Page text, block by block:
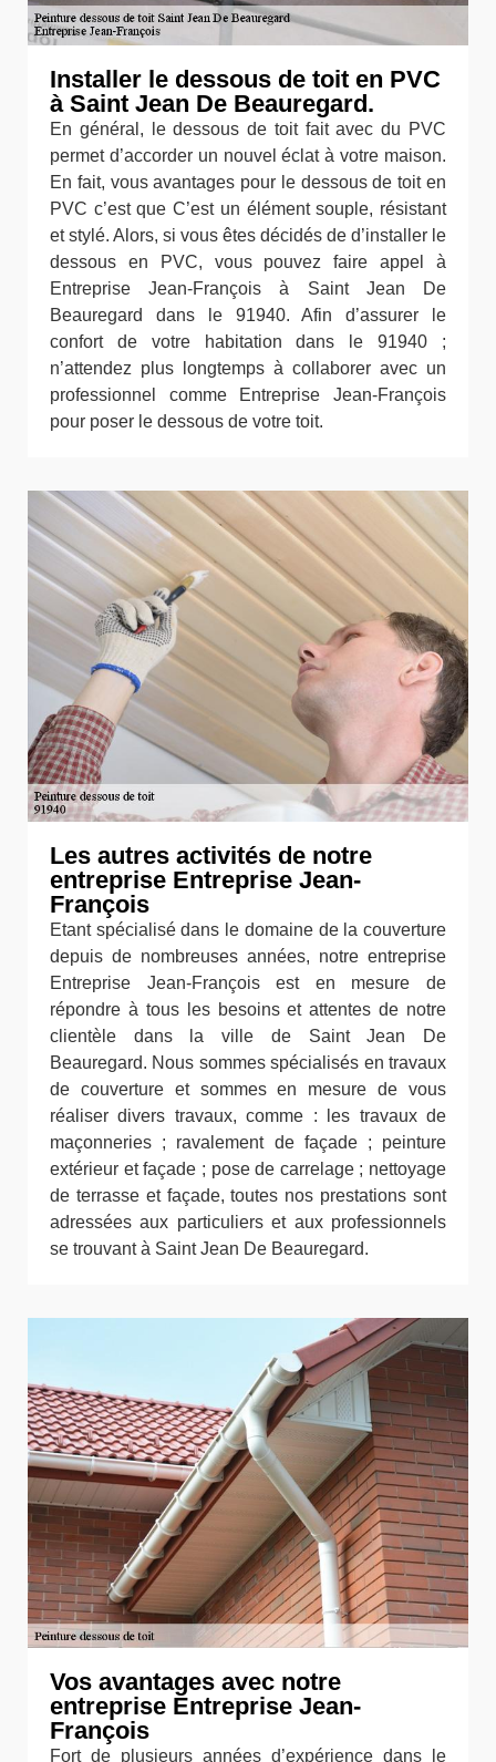
Installer le dessous de toit en PVC
à Saint Jean De Beauregard.
En général, le dessous de toit fait avec du PVC
permet d’accorder un nouvel éclat à votre maison.
En fait, vous avantages pour le dessous de toit en
PVC c’est que C’est un élément souple, résistant
et stylé. Alors, si vous êtes décidés de d’installer le
dessous en PVC, vous pouvez faire appel à
Entreprise Jean-François à Saint Jean De
Beauregard dans le 91940. Afin d’assurer le
confort de votre habitation dans le 91940 ;
n’attendez plus longtemps à collaborer avec un
professionnel comme Entreprise Jean-François
pour poser le dessous de votre toit.
Les autres activités de notre
entreprise Entreprise Jean-
François
Etant spécialisé dans le domaine de la couverture
depuis de nombreuses années, notre entreprise
Entreprise Jean-François est en mesure de
répondre à tous les besoins et attentes de notre
clientèle dans la ville de Saint Jean De
Beauregard. Nous sommes spécialisés en travaux
de couverture et sommes en mesure de vous
réaliser divers travaux, comme : les travaux de
maçonneries ; ravalement de façade ; peinture
extérieur et façade ; pose de carrelage ; nettoyage
de terrasse et façade, toutes nos prestations sont
adressées aux particuliers et aux professionnels
se trouvant à Saint Jean De Beauregard.
Vos avantages avec notre
entreprise Entreprise Jean-
François
Fort de plusieurs années d’expérience dans le